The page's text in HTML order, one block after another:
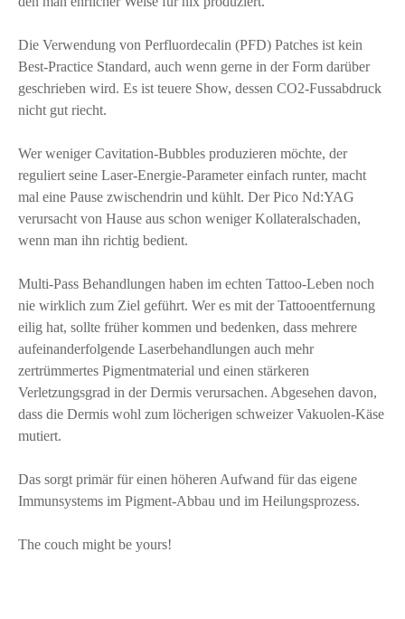
Die Verwendung von Perfluordecalin (PFD) Patches ist kein
Best-Practice Standard, auch wenn gerne in der Form darüber
geschrieben wird. Es ist teuere Show, dessen CO2-Fussabdruck
nicht gut riecht.
Wer weniger Cavitation-Bubbles produzieren möchte, der
reguliert seine Laser-Energie-Parameter einfach runter, macht
mal eine Pause zwischendrin und kühlt. Der Pico Nd:YAG
verursacht von Hause aus schon weniger Kollateralschaden,
wenn man ihn richtig bedient.
Multi-Pass Behandlungen haben im echten Tattoo-Leben noch
nie wirklich zum Ziel geführt. Wer es mit der Tattooentfernung
eilig hat, sollte früher kommen und bedenken, dass mehrere
aufeinanderfolgende Laserbehandlungen auch mehr
zertrümmertes Pigmentmaterial und einen stärkeren
Verletzungsgrad in der Dermis verursachen. Abgesehen davon,
dass die Dermis wohl zum löcherigen schweizer Vakuolen-Käse
mutiert.
Das sorgt primär für einen höheren Aufwand für das eigene
Immunsystems im Pigment-Abbau und im Heilungsprozess.
The couch might be yours!